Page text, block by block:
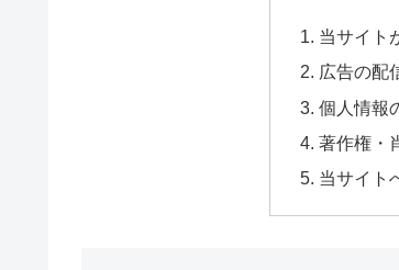
当サイト
広告の配
個人情報
著作権・
当サイト